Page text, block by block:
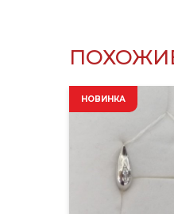
НОВИНКА